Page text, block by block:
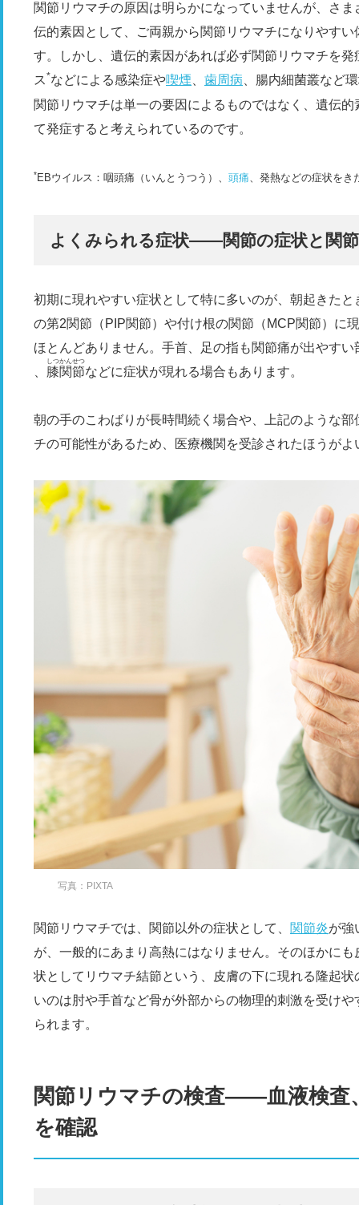
関節リウマチの原因は明らかになっていませんが、さ
伝的素因として、ご両親から関節リウマチになりやす
す。しかし、遺伝的素因があれば必ず関節リウマチを
ス*などによる感染症や喫煙 歯周病 、腸内細菌叢など
関節リウマチは単一の要因によるものではなく、遺伝
て発症すると考えられているのです。
*EBウイルス：咽頭痛（いんとうつう）、 頭痛、発熱などの症状をき
よくみられる症状――関節の症状と関
初期に現れやすい症状として特に多いのが、朝起きた
の第2関節（PIP関節）や付け根の関節（MCP関節）に
ほとんどありません。手首、足の指も関節痛が出やす
膝関節
しつかんせつ
などに症状が現れる場合もあります。
朝の手のこわばりが長時間続く場合や、上記のような
チの可能性があるため、医療機関を受診されたほうがよ
写真：PIXTA
関節リウマチでは、関節以外の症状として、 関節炎が強
が、一般的にあまり高熱にはなりません。そのほかに
状としてリウマチ結節という、皮膚の下に現れる隆起
いのは肘や手首など骨が外部からの物理的刺激を受け
られます。
関節リウマチの検査――血液検査
を確認